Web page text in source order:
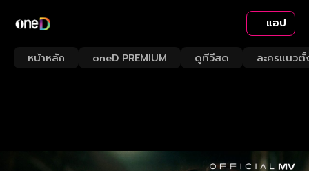
แอป
หน้าหลัก oneD PREMIUM ดูทีวีสด ละครแนวตั้